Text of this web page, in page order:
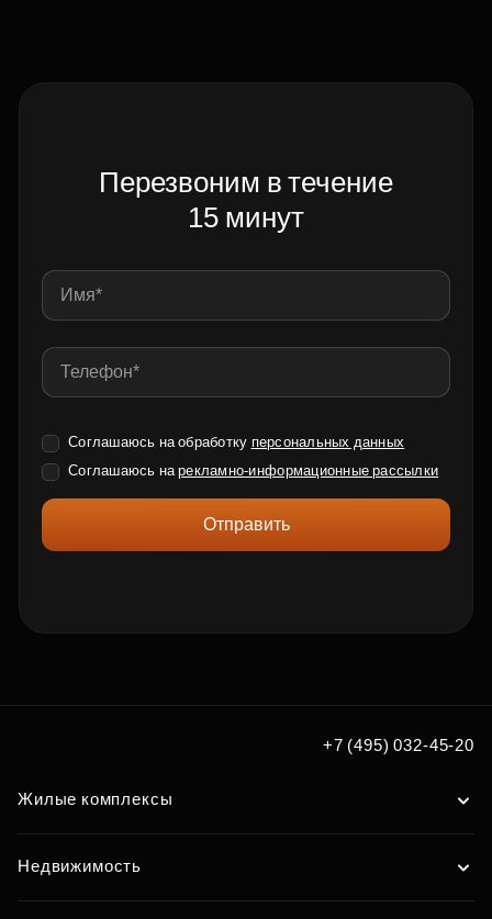
Перезвоним в течение
15 минут
Соглашаюсь на обработку персональных данных
Соглашаюсь нарекламно-информационные рассылки
Отправить
+7 (495) 032-45-20
Жилые комплексы
Недвижимость